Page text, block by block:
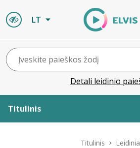
LT
Detali leidinio
Titulinis
Titulinis